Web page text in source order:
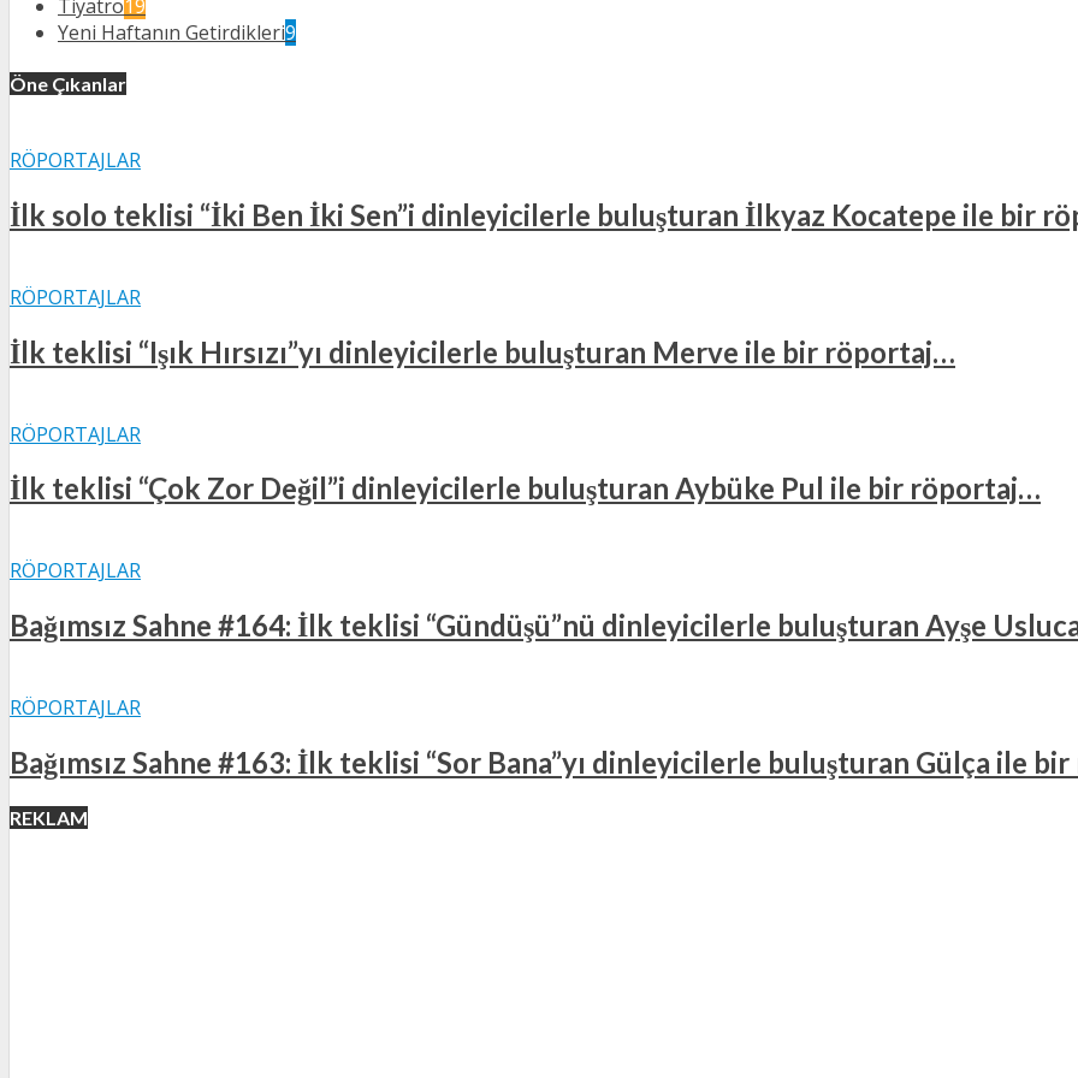
Tiyatro19
Yeni Haftanın Getirdikleri9
Öne Çıkanlar
RÖPORTAJLAR
İlk solo teklisi “İki Ben İki Sen”i dinleyicilerle buluşturan İlkyaz Kocatepe ile bir
RÖPORTAJLAR
İlk teklisi “Işık Hırsızı”yı dinleyicilerle buluşturan Merve ile bir röportaj…
RÖPORTAJLAR
İlk teklisi “Çok Zor Değil”i dinleyicilerle buluşturan Aybüke Pul ile bir röportaj…
RÖPORTAJLAR
Bağımsız Sahne #164: İlk teklisi “Gündüşü”nü dinleyicilerle buluşturan Ayşe
RÖPORTAJLAR
Bağımsız Sahne #163: İlk teklisi “Sor Bana”yı dinleyicilerle buluşturan Gülça ile
REKLAM